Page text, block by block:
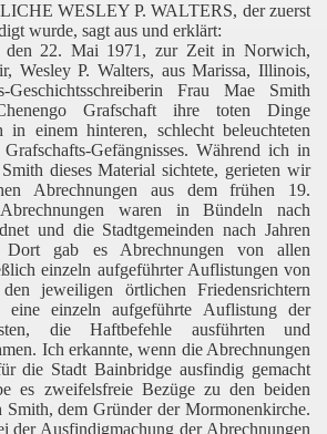
WESLEY P. WALTERS, der zuerst
wurde, sagt aus und erklärt:
den 22. Mai 1971, zur Zeit in Norwich,
Wesley P. Walters, aus Marissa, Illinois,
Frau Mae Smith
Grafschaft ihre toten Dinge
in einem hinteren, schlecht beleuchteten
Gefängnisses. Während ich in
dieses Material sichtete, gerieten wir
Abrechnungen aus dem frühen 19.
waren in Bündeln nach
und die Stadtgemeinden nach Jahren
Dort gab es Abrechnungen von allen
einzeln aufgeführter Auflistungen von
jeweiligen örtlichen Friedensrichtern
einzeln aufgeführte Auflistung der
die Haftbefehle ausführten und
Ich erkannte, wenn die Abrechnungen
die Stadt Bainbridge ausfindig gemacht
es zweifelsfreie Bezüge zu den beiden
Smith, dem Gründer der Mormonenkirche.
der Ausfindigmachung der Abrechnungen